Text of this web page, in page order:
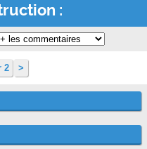
:
2 >